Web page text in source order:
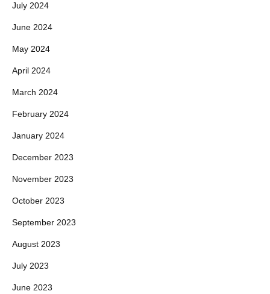
July 2024
June 2024
May 2024
April 2024
March 2024
February 2024
January 2024
December 2023
November 2023
October 2023
September 2023
August 2023
July 2023
June 2023